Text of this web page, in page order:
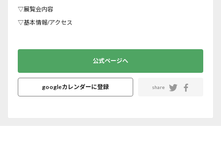
▽展覧会内容
▽基本情報/アクセス
公式ページへ
googleカレンダーに登録 share